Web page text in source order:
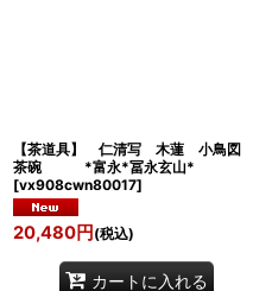
【茶道具】 仁清写 木蓮 小鳥図
茶碗 *富永*冨永玄山*
[vx908cwn80017]
20,480円 (税込)
カートに入れる